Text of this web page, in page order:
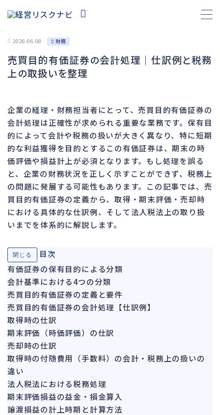
財務 663
資金繰り 192
資産売却 193
法務
差押・強制執行 227
法令違反・行政処分 316
訴訟・不正 283
損害賠償・知的財産 273
経営 157
再建準備
人事労務 562
人件費 20
労働問題
労災・ハラスメント
解雇・退職 131
事業運営
情報漏洩・サイバー 256
事業再編 69
2026.06.08 財務
売買目的有価証券の会計処理｜仕訳例と税務
上の取扱いを整理
企業の経理・財務担当者にとって、売買目的有価証券の
会計処理は正確性が求められる重要な業務です。保有目
的によって会計や税務の扱いが大きく異なり、特に短期
的な利益獲得を目的とするこの有価証券は、期末の時
価評価や損益計上が必須となります。もし処理を誤る
と、企業の財務状況を正しく示すことができず、税務上
の問題に発展する可能性もあります。この記事では、売
買目的有価証券の定義から、取得・期末評価・売却時
における具体的な仕訳例、そして法人税法上の取り扱
いまでを体系的に解説します。
閉じる
目次
有価証券の保有目的による分類
会計基準における4つの分類
売買目的有価証券の定義と要件
売買目的有価証券の会計処理【仕訳例】
取得時の仕訳
期末評価（時価評価）の仕訳
売却時の仕訳
取得時の付随費用（手数料）の会計・税務上の扱いの
違い
法人税法における税務処理
期末評価損益の益金・損金算入
譲渡損益の計上時期と計算方法